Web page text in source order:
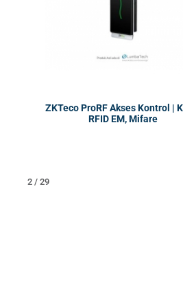
ZKTeco ProRF Akses Kontrol |
RFID EM, Mifare
2 / 29